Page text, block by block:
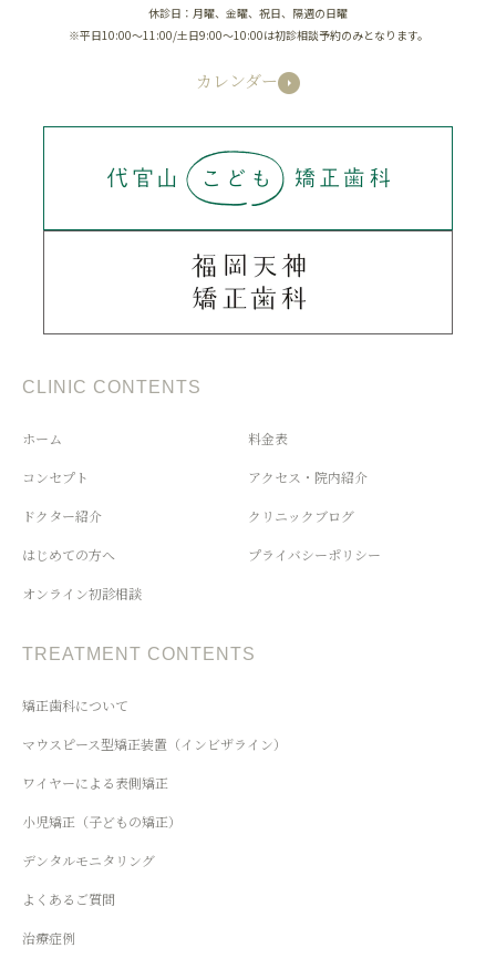
休診日：月曜、金曜、祝日、隔週の日曜
※平日10:00～11:00/土日9:00～10:00は初診相談予約のみとなります。
カレンダー
CLINIC CONTENTS
ホーム
コンセプト
ドクター紹介
はじめての方へ
オンライン初診相談
料金表
アクセス・院内紹介
クリニックブログ
プライバシーポリシー
TREATMENT CONTENTS
矯正歯科について
マウスピース型矯正装置（インビザライン）
ワイヤーによる表側矯正
小児矯正（子どもの矯正）
デンタルモニタリング
よくあるご質問
治療症例